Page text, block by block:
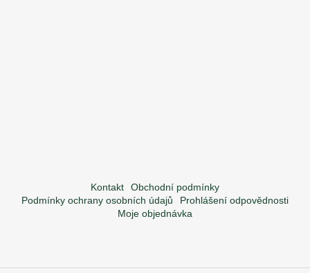
Kontakt
Obchodní podmínky
Podmínky ochrany osobních údajů
Prohlášení odpovědnosti
Moje objednávka